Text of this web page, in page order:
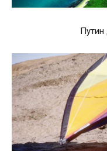
Путин